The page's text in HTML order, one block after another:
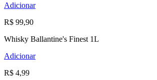
Adicionar
R$ 99,90
Whisky Ballantine's Finest 1L
Adicionar
R$ 4,99